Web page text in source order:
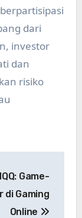
dari
investor
dan
risiko
Game-
di Gaming
Online